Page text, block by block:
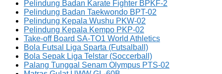
Pelindung Badan Karate Fighter BPKF-2
Pelindung Badan Taekwondo BPT-02
Pelindung Kepala Wushu PKW-02
Pelindung Kepala Kempo PKP-02
Take-off Board SA-TO1 World Athletics
Bola Futsal Liga Sparta (Futsalball)
Bola Sepak Liga Telstar (Soccerball)
Palang Tunggal Senam Olympus PTS-02